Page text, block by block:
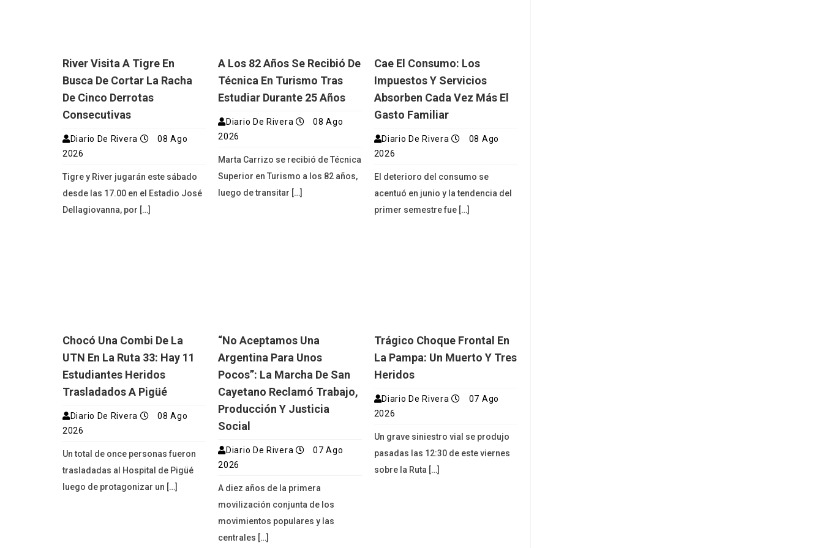
River Visita A Tigre En
Busca De Cortar La Racha
De Cinco Derrotas
Consecutivas
Diario De Rivera
08 Ago
2026
Tigre y River jugarán este sábado
desde las 17.00 en el Estadio José
Dellagiovanna, por […]
A Los 82 Años Se Recibió De
Técnica En Turismo Tras
Estudiar Durante 25 Años
Diario De Rivera
08 Ago
2026
Marta Carrizo se recibió de Técnica
Superior en Turismo a los 82 años,
luego de transitar […]
Cae El Consumo: Los
Impuestos Y Servicios
Absorben Cada Vez Más El
Gasto Familiar
Diario De Rivera
08 Ago
2026
El deterioro del consumo se
acentuó en junio y la tendencia del
primer semestre fue […]
Chocó Una Combi De La
UTN En La Ruta 33: Hay 11
Estudiantes Heridos
Trasladados A Pigüé
Diario De Rivera
08 Ago
2026
Un total de once personas fueron
trasladadas al Hospital de Pigüé
luego de protagonizar un […]
“No Aceptamos Una
Argentina Para Unos
Pocos”: La Marcha De San
Cayetano Reclamó Trabajo,
Producción Y Justicia
Social
Diario De Rivera
07 Ago
2026
A diez años de la primera
movilización conjunta de los
movimientos populares y las
centrales […]
Trágico Choque Frontal En
La Pampa: Un Muerto Y Tres
Heridos
Diario De Rivera
07 Ago
2026
Un grave siniestro vial se produjo
pasadas las 12:30 de este viernes
sobre la Ruta […]